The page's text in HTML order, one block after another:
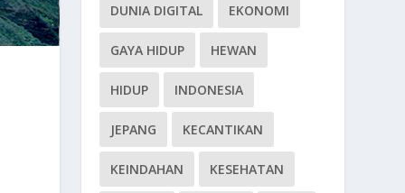
DUNIA DIGITAL EKONOMI
GAYA HIDUP HEWAN
HIDUP INDONESIA
JEPANG KECANTIKAN
KEINDAHAN KESEHATAN